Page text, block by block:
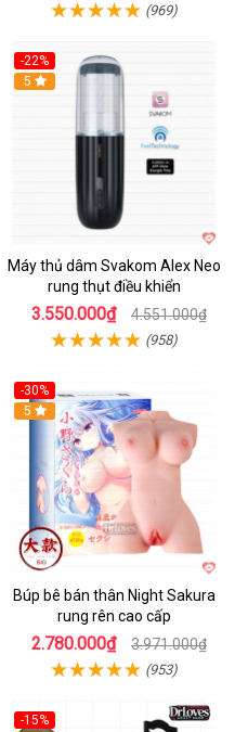
(969)
-22%
5
Máy thủ dâm Svakom Alex Neo
rung thụt điều khiển
3.550.000₫ 4.551.000₫
(958)
-30%
Hot
5
Búp bê bán thân Night Sakura
rung rên cao cấp
2.780.000₫ 3.971.000₫
(953)
-15%